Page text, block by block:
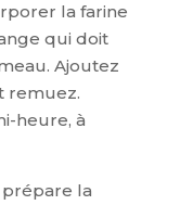
la farine
qui doit
Ajoutez
remuez.
heure, à
la